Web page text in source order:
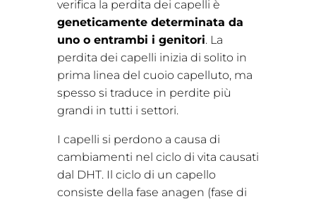
verifica la perdita dei capelli è
geneticamente determinata da
uno o entrambi i genitori. La
perdita dei capelli inizia di solito in
prima linea del cuoio capelluto, ma
spesso si traduce in perdite più
grandi in tutti i settori.
I capelli si perdono a causa di
cambiamenti nel ciclo di vita causati
dal DHT. Il ciclo di un capello
consiste della fase anagen (fase di